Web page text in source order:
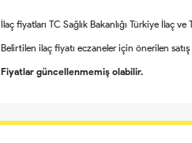
İlaç fiyatları TC Sağlık Bakanlığı Türkiye İlaç
Belirtilen ilaç fiyatı eczaneler için önerilen
Fiyatlar güncellenmemiş olabilir.